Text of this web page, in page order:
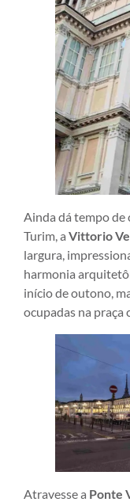
Ainda dá tempo de
Turim, a Vittorio
largura,
harmonia
início de outono,
ocupadas na praça
Atravesse a Ponte